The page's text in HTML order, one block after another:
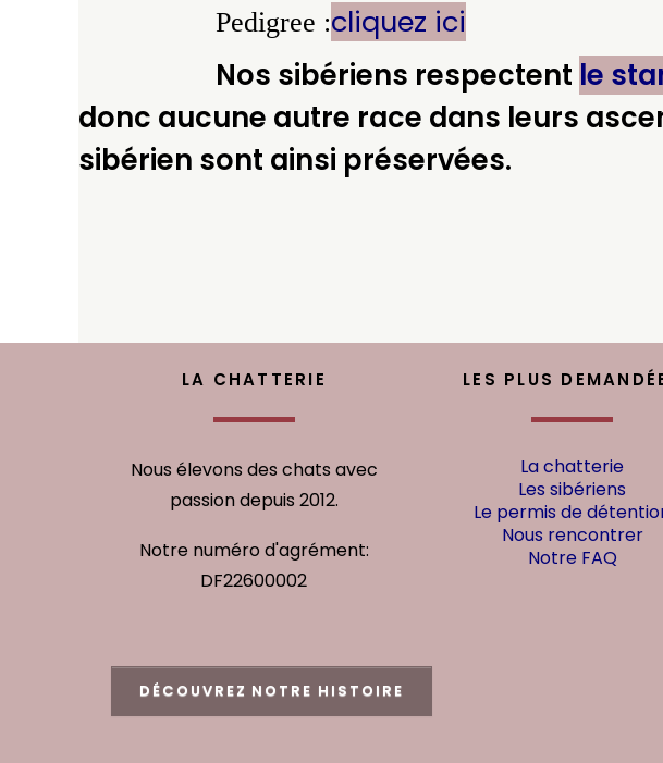
Pedigree :cliquez ici
Nos sibériens respectent le
donc aucune autre race dans leurs
sibérien sont ainsi préservées.
LA CHATTERIE
Nous élevons des chats avec
passion depuis 2012.
Notre numéro d'agrément:
DF22600002
DÉCOUVREZ NOTRE HISTOIRE
LES PLUS
La chatterie
Les sibériens
Le permis de
Nous rencontrer
Notre FAQ